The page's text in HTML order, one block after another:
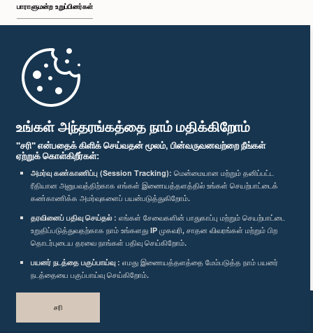
உங்கள் அந்தரங்கத்தை நாம் மதிக்கிறோம்
"சரி" என்பதைக் கிளிக் செய்வதன் மூலம், பின்வருவனவற்றை நீங்கள்
ஏற்றுக் கொள்கிறீர்கள்:
அமர்வு கண்காணிப்பு (Session Tracking): மென்மையான மற்றும் தனிப்பட்ட
ரீதியான அனுபவத்திற்காக எங்கள் இணையத்தளத்தில் உங்கள் செயற்பாட்டைக்
கண்காணிக்க அமர்வுகளைப் பயன்படுத்துகிறோம்.
தரவினைப் பதிவு செய்தல் : எங்கள் சேவைகளின் பாதுகாப்பு மற்றும் செயற்பாட்டை
உறுதிப்படுத்துவதற்காக நாம் உங்களது IP முகவரி, சாதன விவரங்கள் மற்றும் பிற
தொடர்புடைய தரவை நாங்கள் பதிவு செய்கிறோம்.
பயனர் நடத்தை பகுப்பாய்வு : எமது இணையத்தளத்தை மேம்படுத்த நாம் பயனர்
நடத்தையை பகுப்பாய்வு செய்கிறோம்.
சரி
பாராளுமன்ற உறுப்பினர்கள்
முதற்பக்கம்
பாராளுமன்ற கையடக்க செயலி
எம்மை பின்தொடர்க :
விருதுகள்
தனியுரிமைக் கொள்கை